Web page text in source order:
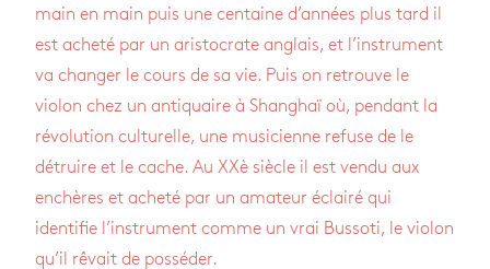
main en main puis une centaine d’années plus tard il
est acheté par un aristocrate anglais, et l’instrument
va changer le cours de sa vie. Puis on retrouve le
violon chez un antiquaire à Shanghaï où, pendant la
révolution culturelle, une musicienne refuse de le
détruire et le cache. Au XXè siècle il est vendu aux
enchères et acheté par un amateur éclairé qui
identifie l’instrument comme un vrai Bussoti, le violon
qu’il rêvait de posséder.